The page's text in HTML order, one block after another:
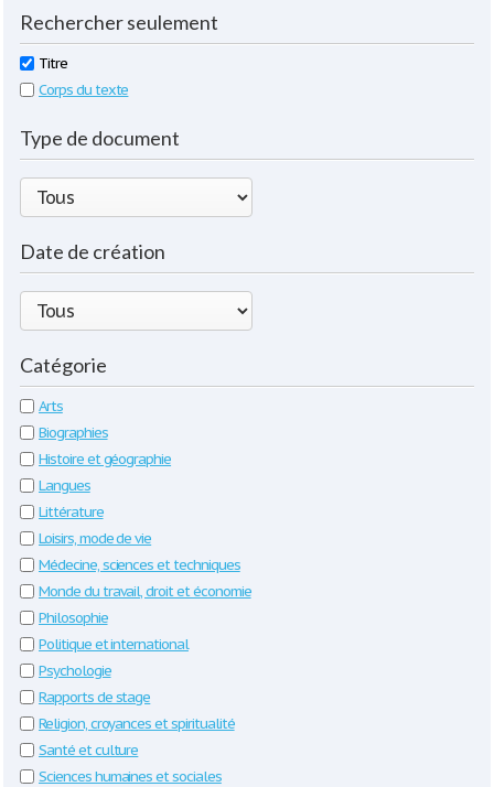
Rechercher seulement
Titre
Corps du texte
Type de document
Date de création
Catégorie
Arts
Biographies
Histoire et géographie
Langues
Littérature
Loisirs, mode de vie
Médecine, sciences et techniques
Monde du travail, droit et économie
Philosophie
Politique et international
Psychologie
Rapports de stage
Religion, croyances et spiritualité
Santé et culture
Sciences humaines et sociales